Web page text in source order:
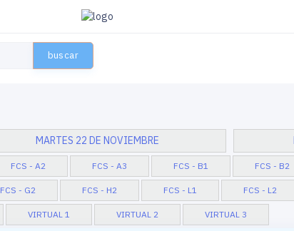
buscar
MARTES 22 DE NOVIEMBRE
FCS - A2 FCS - A3 FCS - B1 FCS - B2
FCS - G2 FCS - H2 FCS - L1 FCS - L2
VIRTUAL 1 VIRTUAL 2 VIRTUAL 3